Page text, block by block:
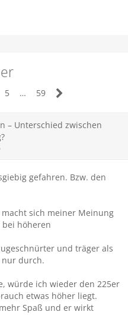
5 … 59
– Unterschied zwischen
gefahren. Bzw. den
sich meiner Meinung
höheren
und träger als
nur durch.
würde ich wieder den 225er
etwas höher liegt.
Spaß und er wirkt